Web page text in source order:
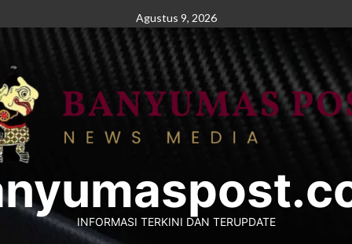
to
Agustus 9, 2026
INFORMASI TERKINI DAN TERUPDATE